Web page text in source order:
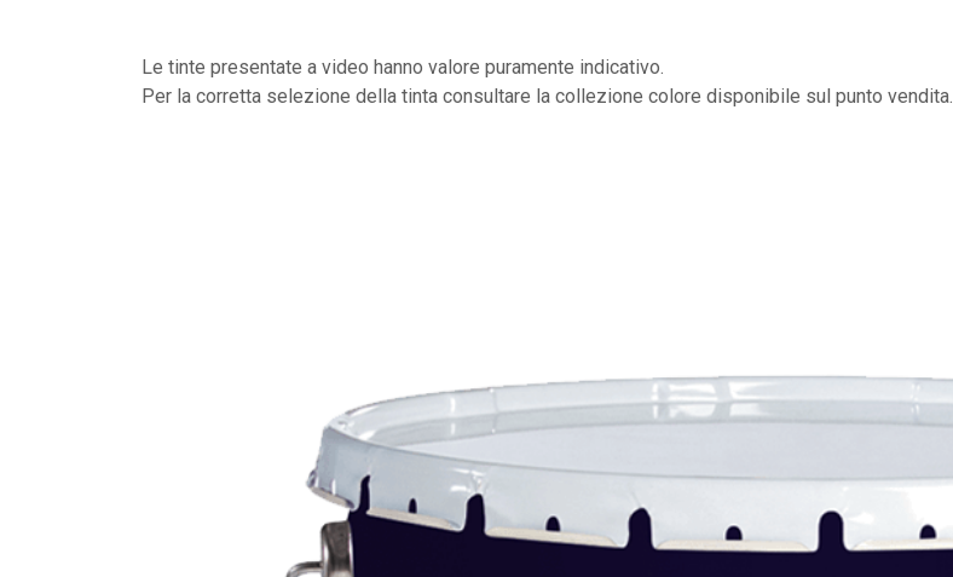
Le tinte presentate a video hanno valore puramente indicativo.
Per la corretta selezione della tinta consultare la collezione colore disponibile sul punto vendita.